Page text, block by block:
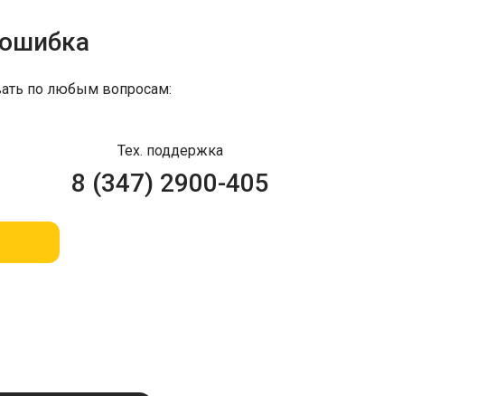
по любым вопросам:
Тех. поддержка
8 (347) 2900-405